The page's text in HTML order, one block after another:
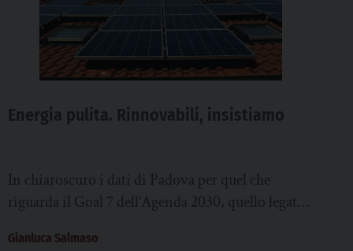
Energia pulita. Rinnovabili, insistiamo
In chiaroscuro i dati di Padova per quel che
riguarda il Goal 7 dell’Agenda 2030, quello legato
Gianluca Salmaso